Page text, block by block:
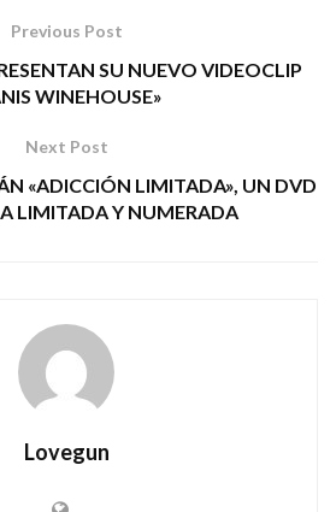
Previous Post
SU NUEVO VIDEOCLIP
WINEHOUSE»
Next Post
«ADICCIÓN LIMITADA», UN DVD
LIMITADA Y NUMERADA
Lovegun